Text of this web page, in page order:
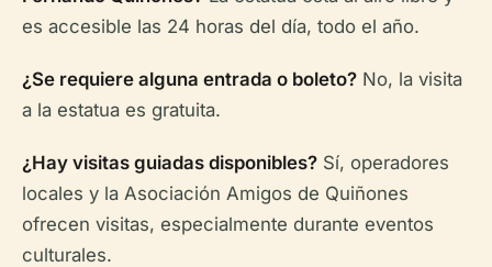
es accesible las 24 horas del día, todo el año.
¿Se requiere alguna entrada o boleto? No, la visita
a la estatua es gratuita.
¿Hay visitas guiadas disponibles? Sí, operadores
locales y la Asociación Amigos de Quiñones
ofrecen visitas, especialmente durante eventos
culturales.